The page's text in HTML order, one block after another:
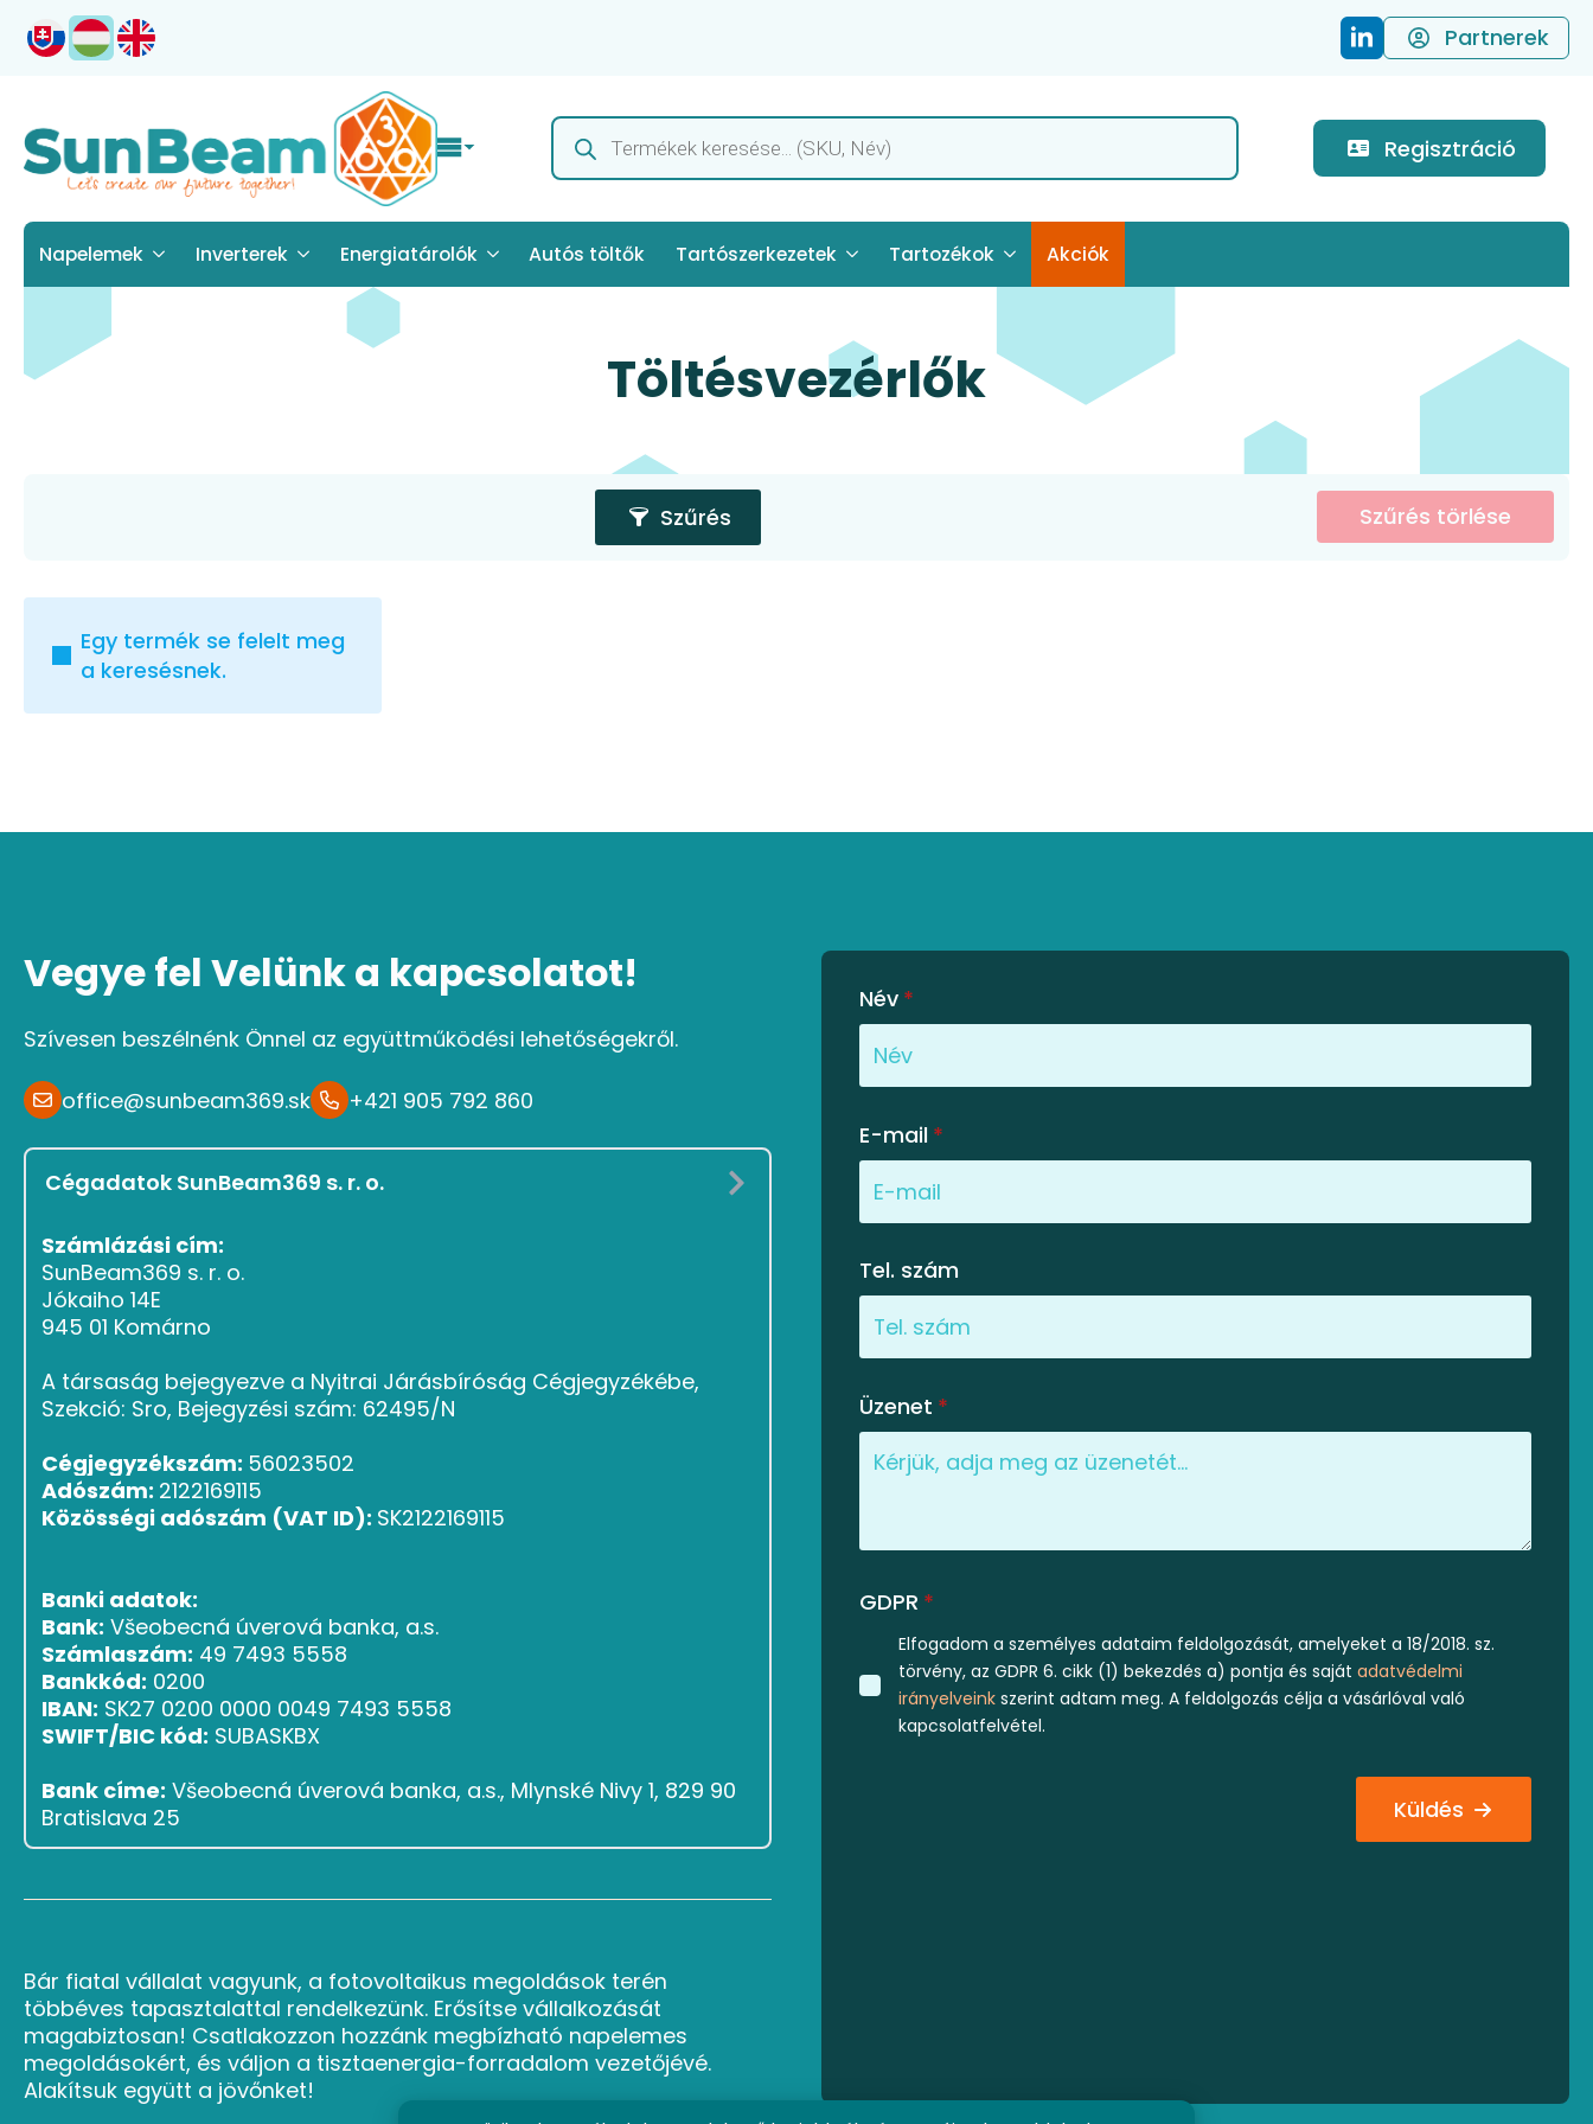
Partnerek
Products
search
Regisztráció
Napelemek Inverterek Energiatárolók Autós töltők Tartószerkezetek Tartozékok Akciók
Töltésvezérlők
Szűrés Szűrés törlése
Egy termék se felelt meg
a keresésnek.
Vegye fel Velünk a kapcsolatot!
Szívesen beszélnénk Önnel az együttműködési lehetőségekről.
office@sunbeam369.sk +421 905 792 860
Cégadatok SunBeam369 s. r. o.
Számlázási cím:
SunBeam369 s. r. o.
Jókaiho 14E
945 01 Komárno
A társaság bejegyezve a Nyitrai Járásbíróság Cégjegyzékébe,
Szekció: Sro, Bejegyzési szám: 62495/N
Cégjegyzékszám: 56023502
Adószám: 2122169115
Közösségi adószám (VAT ID): SK2122169115
Banki adatok:
Bank: Všeobecná úverová banka, a.s.
Számlaszám: 49 7493 5558
Bankkód: 0200
IBAN: SK27 0200 0000 0049 7493 5558
SWIFT/BIC kód: SUBASKBX
Bank címe: Všeobecná úverová banka, a.s., Mlynské Nivy 1, 829 90
Bratislava 25
Bár fiatal vállalat vagyunk, a fotovoltaikus megoldások terén
többéves tapasztalattal rendelkezünk. Erősítse vállalkozását
magabiztosan! Csatlakozzon hozzánk megbízható napelemes
megoldásokért, és váljon a tisztaenergia-forradalom vezetőjévé.
Alakítsuk együtt a jövőnket!
Név *
E-mail *
Tel. szám
Üzenet *
GDPR *
Elfogadom a személyes adataim feldolgozását, amelyeket a 18/2018. sz.
törvény, az GDPR 6. cikk (1) bekezdés a) pontja és sajátadatvédelmi
irányelveink szerint adtam meg. A feldolgozás célja a vásárlóval való
kapcsolatfelvétel.
Küldés